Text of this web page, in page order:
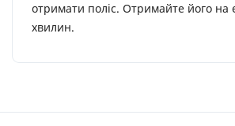
отримати поліс. Отримайте його на
хвилин.